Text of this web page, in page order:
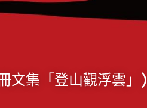
文集「登山觀浮雲」)